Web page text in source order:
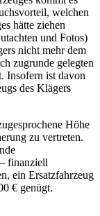
welchen
hätte ziehen
und Fotos)
nicht mehr dem
zugrunde gelegten
Insofern ist davon
des Klägers
Höhe
zu vertreten.
finanziell
ein Ersatzfahrzeug
€ genügt.